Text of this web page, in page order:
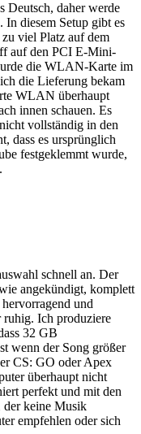
Deutsch, daher werde
In diesem Setup gibt es
viel Platz auf dem
auf den PCI E-Mini-
die WLAN-Karte im
die Lieferung bekam
WLAN überhaupt
innen schauen. Es
vollständig in den
dass es ursprünglich
festgeklemmt wurde,
schnell an. Der
angekündigt, komplett
und
Ich produziere
32 GB
wenn der Song größer
CS: GO oder Apex
überhaupt nicht
perfekt und mit den
der keine Musik
empfehlen oder sich